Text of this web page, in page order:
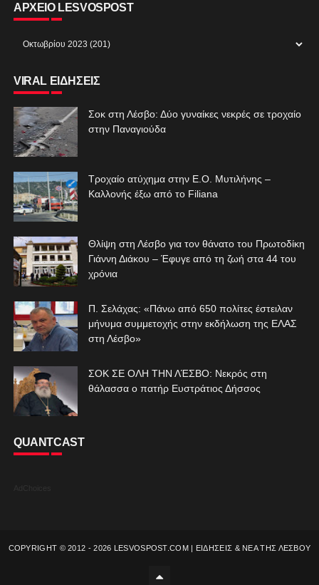
ΑΡΧΕΙΟ LESVOSPOST
VIRAL ΕΙΔΗΣΕΙΣ
Σοκ στη Λέσβο: Δύο γυναίκες νεκρές σε τροχαίο
στην Παναγιούδα
Τροχαίο ατύχημα στην Ε.Ο. Μυτιλήνης –
Καλλονής έξω από το Filiana
Θλίψη στη Λέσβο για τον θάνατο του Πρωτοδίκη
Γιάννη Διάκου – Έφυγε από τη ζωή στα 44 του
χρόνια
Π. Σελάχας: «Πάνω από 650 πολίτες έστειλαν
μήνυμα συμμετοχής στην εκδήλωση της ΕΛΑΣ
στη Λέσβο»
ΣΟΚ ΣΕ ΟΛΗ ΤΗΝ ΛΈΣΒΟ: Νεκρός στη
θάλασσα ο πατήρ Ευστράτιος Δήσσος
QUANTCAST
COPYRIGHT © 2012 -2026 LESVOSPOST.COM | ΕΙΔΗΣΕΙΣ & ΝΕΑ ΤΗΣ ΛΕΣΒΟΥ